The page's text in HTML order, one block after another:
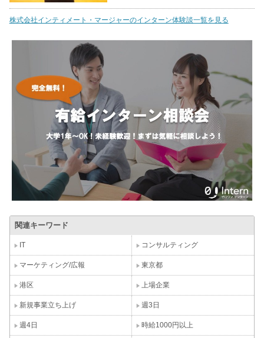
株式会社インティメート・マージャーのインターン体験談一覧を見る
関連キーワード
IT コンサルティング
マーケティング/広報 東京都
港区 上場企業
新規事業立ち上げ 週3日
週4日 時給1000円以上